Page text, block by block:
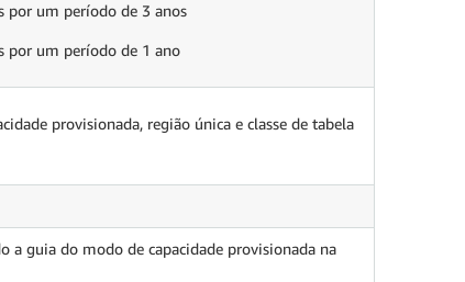
por um período de 3 anos
por um período de 1 ano
provisionada, região única e classe de tabela
a guia do modo de capacidade provisionada na